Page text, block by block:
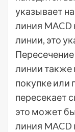
указывает
линия MACD
линии, это
линии также
покупке или
пересекает
это может
линия